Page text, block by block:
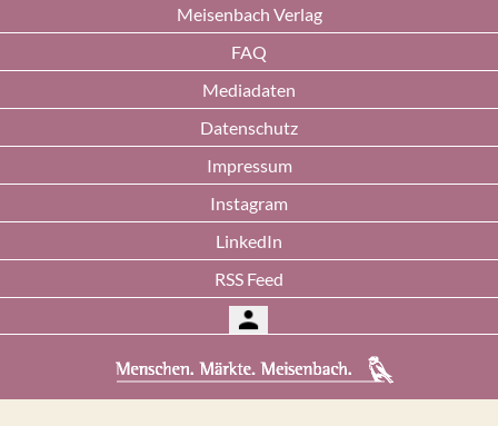
Meisenbach Verlag
FAQ
Mediadaten
Datenschutz
Impressum
Instagram
LinkedIn
RSS Feed